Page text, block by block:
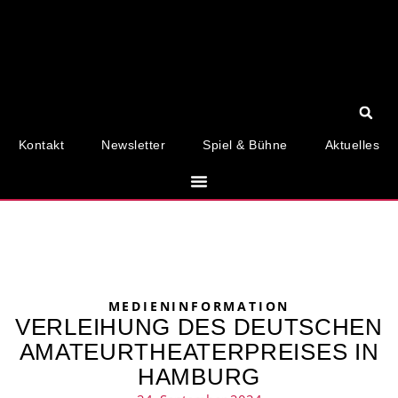
Kontakt Newsletter Spiel & Bühne Aktuelles
MEDIENINFORMATION
VERLEIHUNG DES DEUTSCHEN
AMATEURTHEATERPREISES IN
HAMBURG